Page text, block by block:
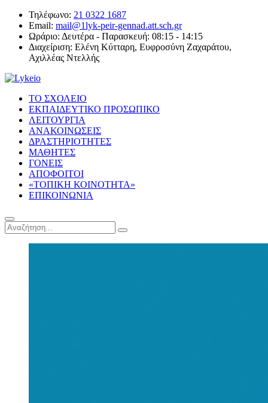
Τηλέφωνο: 21 0322 1687
Email: mail@1lyk-peir-gennad.att.sch.gr
Ωράριο: Δευτέρα - Παρασκευή: 08:15 - 14:15
Διαχείριση: Ελένη Κύτταρη, Ευφροσύνη Ζαχαράτου,
Αχιλλέας Ντελλής
ΤΟ ΣΧΟΛΕΙΟ
ΕΚΠΑΙΔΕΥΤΙΚΟ ΠΡΟΣΩΠΙΚΟ
ΛΕΙΤΟΥΡΓΙΑ
ΑΝΑΚΟΙΝΩΣΕΙΣ
ΔΡΑΣΤΗΡΙΟΤΗΤΕΣ
ΜΑΘΗΤΕΣ
ΓΟΝΕΙΣ
ΑΠΟΦΟΙΤΟΙ
«ΤΟΠΙΚΗ ΚΟΙΝΟΤΗΤΑ»
ΕΠΙΚΟΙΝΩΝΙΑ